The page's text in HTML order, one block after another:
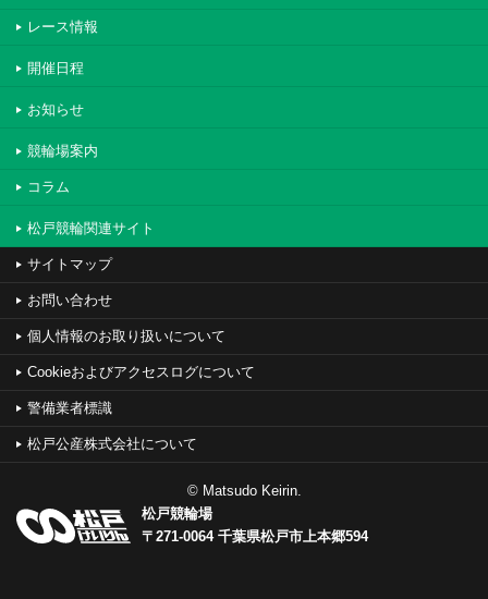
レース情報
開催日程
お知らせ
競輪場案内
コラム
松戸競輪関連サイト
サイトマップ
お問い合わせ
個人情報のお取り扱いについて
Cookieおよびアクセスログについて
警備業者標識
松戸公産株式会社について
© Matsudo Keirin.
松戸競輪場
〒271-0064 千葉県松戸市上本郷594